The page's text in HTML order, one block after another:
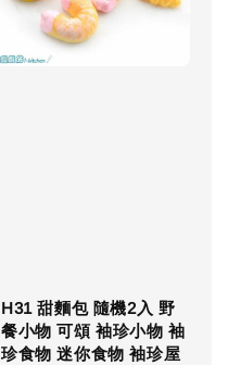
H31 甜麵包 隨機2入 野
餐小物 可頌 袖珍小物 袖
珍食物 迷你食物 袖珍屋